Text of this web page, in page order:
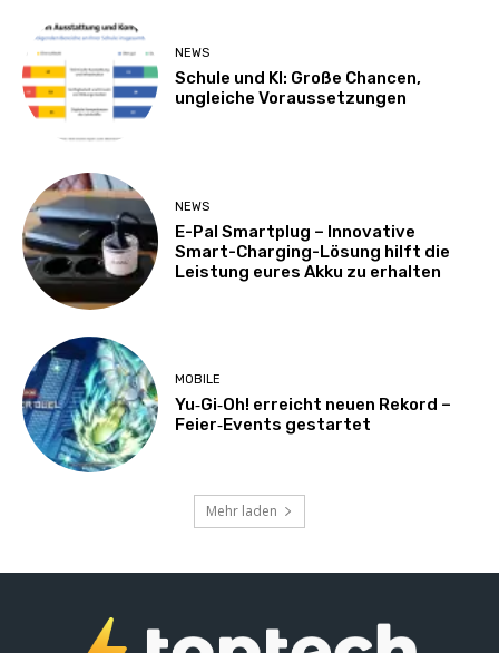
NEWS
Schule und KI: Große Chancen,
ungleiche Voraussetzungen
NEWS
E-Pal Smartplug – Innovative
Smart-Charging-Lösung hilft die
Leistung eures Akku zu erhalten
MOBILE
Yu‑Gi‑Oh! erreicht neuen Rekord –
Feier‑Events gestartet
Mehr laden